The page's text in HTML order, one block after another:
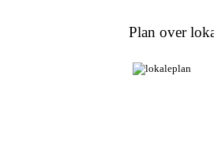
Plan over